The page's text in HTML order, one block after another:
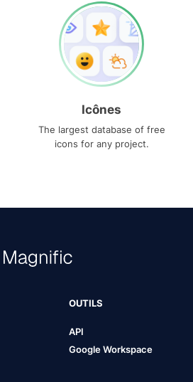
Icônes
The largest database of free
icons for any project.
OUTILS
API
Google Workspace